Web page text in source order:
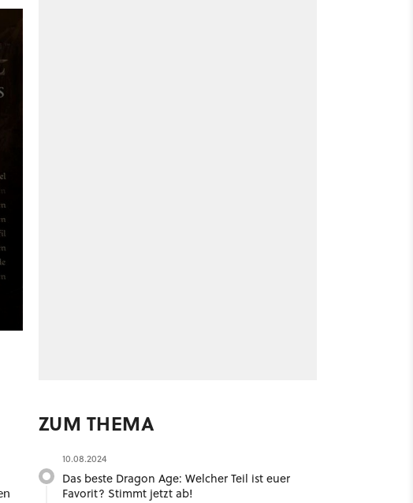
ZUM THEMA
10.08.2024
Das beste Dragon Age: Welcher Teil ist euer
Favorit? Stimmt jetzt ab!